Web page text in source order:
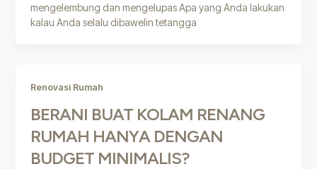
mengelembung dan mengelupas Apa yang Anda lakukan
kalau Anda selalu dibawelin tetangga
Renovasi Rumah
BERANI BUAT KOLAM RENANG
RUMAH HANYA DENGAN
BUDGET MINIMALIS?